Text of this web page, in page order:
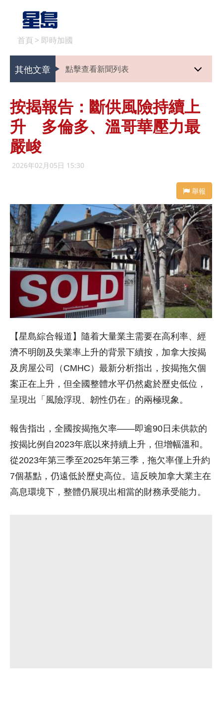
首頁 > 即時加國
其他文章 點擊查看新聞列表
按揭報告：斷供風險持續上
升 多倫多、溫哥華壓力最
嚴峻
2026年02月05日 15:30
舉報
【星島綜合報道】隨着大量業主需要在高利率、經
濟不明朗及失業率上升的背景下續按，加拿大按揭
及房屋公司（CMHC）最新分析指出，按揭拖欠個
案正在上升，但全國整體水平仍然處於歷史低位，
呈現出「風險浮現、韌性仍在」的兩極現象。
報吿指出，全國按揭拖欠率——即逾90日未供款的
按揭比例自2023年底以來持續上升，但增幅溫和。
從2023年第三季至2025年第三季，拖欠率僅上升約
7個基點，仍遠低於歷史高位。這反映加拿大業主在
高息環境下，整體仍展現出相當的財務承受能力。